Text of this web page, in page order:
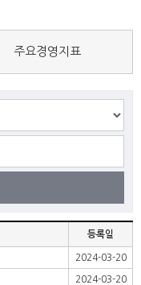
주요경영지표
등록일
2024-03-20
2024-03-20